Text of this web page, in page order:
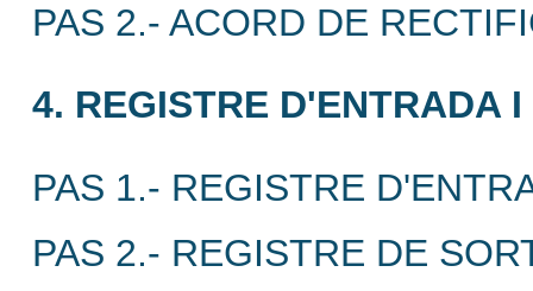
PAS 2.- ACORD DE
4. REGISTRE D'ENTRADA
PAS 1.- REGISTRE
PAS 2.- REGISTRE DE